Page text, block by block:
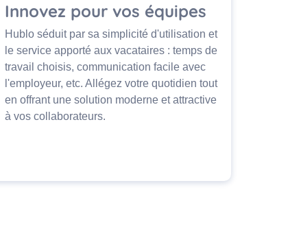
Innovez pour vos équipes
Hublo séduit par sa simplicité d'utilisation et
le service apporté aux vacataires : temps de
travail choisis, communication facile avec
l'employeur, etc. Allégez votre quotidien tout
en offrant une solution moderne et attractive
à vos collaborateurs.